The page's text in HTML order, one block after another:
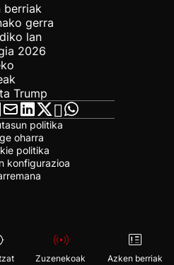
berriak
gerra
lan
2026
Trump
politika
oharra
politika
konfigurazioa
Zuzenekoak Azken berriak